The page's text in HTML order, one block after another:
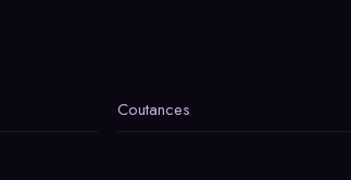
Coutances